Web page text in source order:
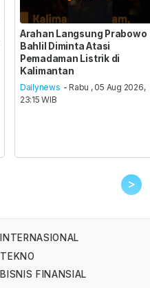
Arahan Langsung Prabowo
Bahlil Diminta Atasi
Pemadaman Listrik di
Kalimantan
Dailynews - Rabu , 05 Aug 2026,
23:15 WIB
>
INTERNASIONAL
TEKNO
BISNIS FINANSIAL